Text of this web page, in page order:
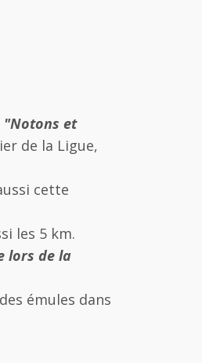
"Notons et
de la Ligue,
cette
les 5 km.
lors de la
émules dans